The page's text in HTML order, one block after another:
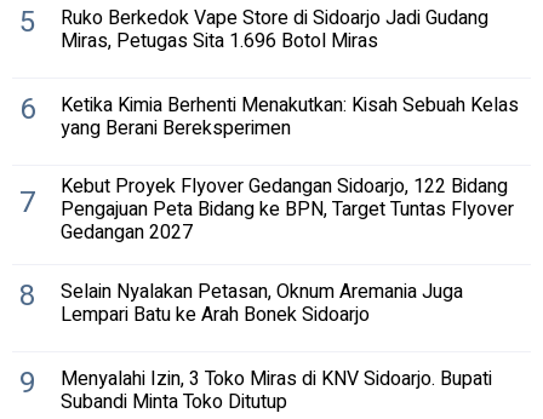
5 Ruko Berkedok Vape Store di Sidoarjo Jadi Gudang
Miras, Petugas Sita 1.696 Botol Miras
6 Ketika Kimia Berhenti Menakutkan: Kisah Sebuah Kelas
yang Berani Bereksperimen
7 Kebut Proyek Flyover Gedangan Sidoarjo, 122 Bidang
Pengajuan Peta Bidang ke BPN, Target Tuntas Flyover
Gedangan 2027
8 Selain Nyalakan Petasan, Oknum Aremania Juga
Lempari Batu ke Arah Bonek Sidoarjo
9 Menyalahi Izin, 3 Toko Miras di KNV Sidoarjo. Bupati
Subandi Minta Toko Ditutup